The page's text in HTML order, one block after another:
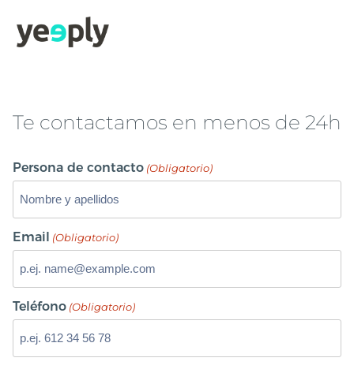
Te contactamos en menos de 24h
Persona de contacto (Obligatorio)
Email (Obligatorio)
Teléfono (Obligatorio)